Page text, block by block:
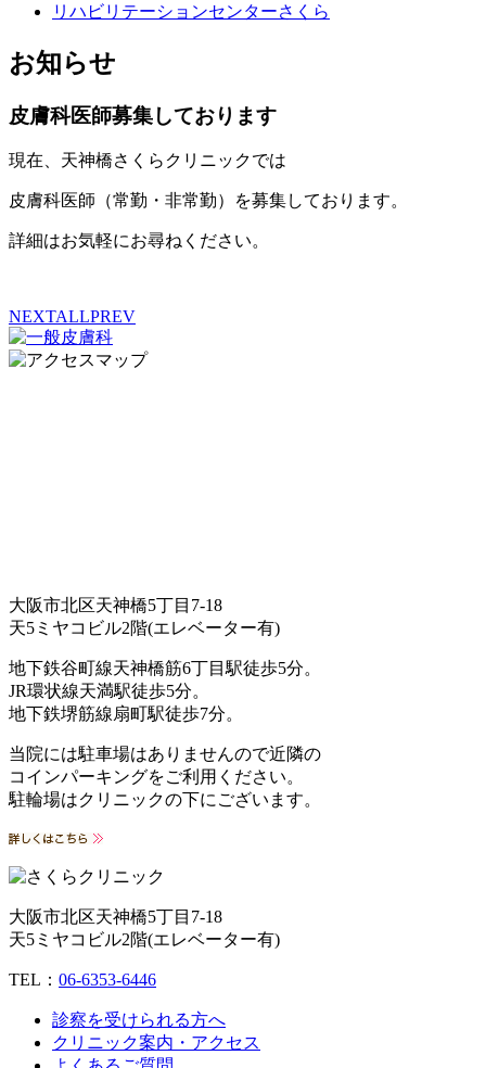
リハビリテーションセンターさくら
お知らせ
皮膚科医師募集しております
現在、天神橋さくらクリニックでは
皮膚科医師（常勤・非常勤）を募集しております。
詳細はお気軽にお尋ねください。
NEXTALLPREV
大阪市北区天神橋5丁目7-18
天5ミヤコビル2階(エレベーター有)
地下鉄谷町線天神橋筋6丁目駅徒歩5分。
JR環状線天満駅徒歩5分。
地下鉄堺筋線扇町駅徒歩7分。
当院には駐車場はありませんので近隣の
コインパーキングをご利用ください。
駐輪場はクリニックの下にございます。
大阪市北区天神橋5丁目7-18
天5ミヤコビル2階(エレベーター有)
TEL： 06-6353-6446
診察を受けられる方へ
クリニック案内・アクセス